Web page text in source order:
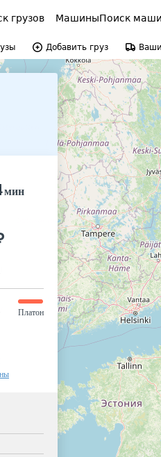
грузов МашиныПоиск
Добавить груз
мин
Платон